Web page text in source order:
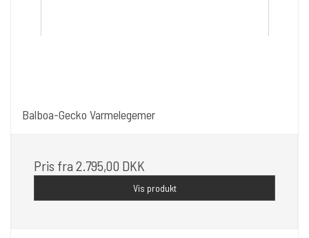
Balboa-Gecko Varmelegemer
Pris fra 2.795,00 DKK
Vis produkt